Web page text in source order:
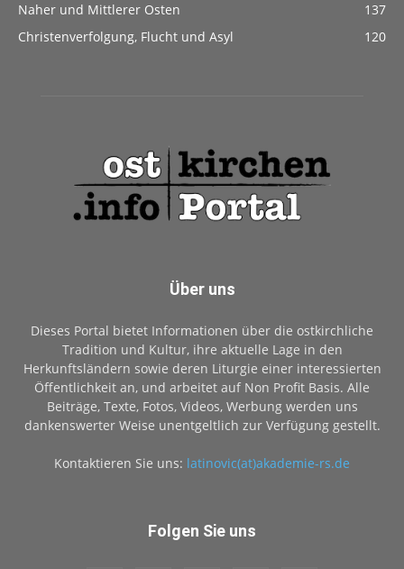
Naher und Mittlerer Osten
137
Christenverfolgung, Flucht und Asyl
120
Über uns
Dieses Portal bietet Informationen über die ostkirchliche
Tradition und Kultur, ihre aktuelle Lage in den
Herkunftsländern sowie deren Liturgie einer interessierten
Öffentlichkeit an, und arbeitet auf Non Profit Basis. Alle
Beiträge, Texte, Fotos, Videos, Werbung werden uns
dankenswerter Weise unentgeltlich zur Verfügung gestellt.
Kontaktieren Sie uns: latinovic(at)akademie-rs.de
Folgen Sie uns